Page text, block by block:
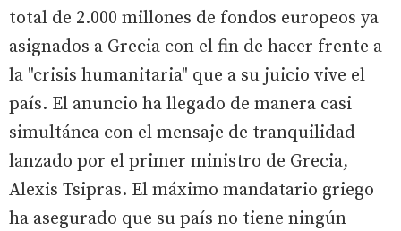
total de 2.000 millones de fondos europeos ya
asignados a Grecia con el fin de hacer frente a
la "crisis humanitaria" que a su juicio vive el
país. El anuncio ha llegado de manera casi
simultánea con el mensaje de tranquilidad
lanzado por el primer ministro de Grecia,
Alexis Tsipras. El máximo mandatario griego
ha asegurado que su país no tiene ningún